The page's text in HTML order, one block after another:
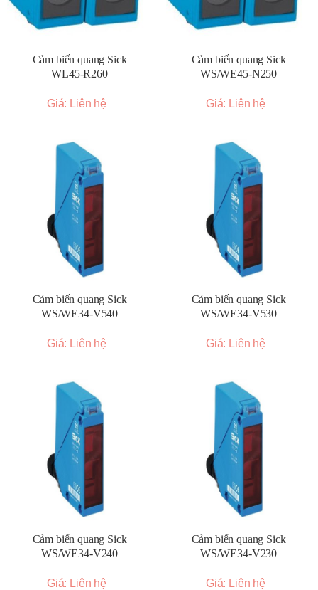
Cảm biến quang Sick
WL45-R260
Giá: Liên hệ
Cảm biến quang Sick
WS/WE45-N250
Giá: Liên hệ
Cảm biến quang Sick
WS/WE34-V540
Giá: Liên hệ
Cảm biến quang Sick
WS/WE34-V530
Giá: Liên hệ
Cảm biến quang Sick
WS/WE34-V240
Giá: Liên hệ
Cảm biến quang Sick
WS/WE34-V230
Giá: Liên hệ